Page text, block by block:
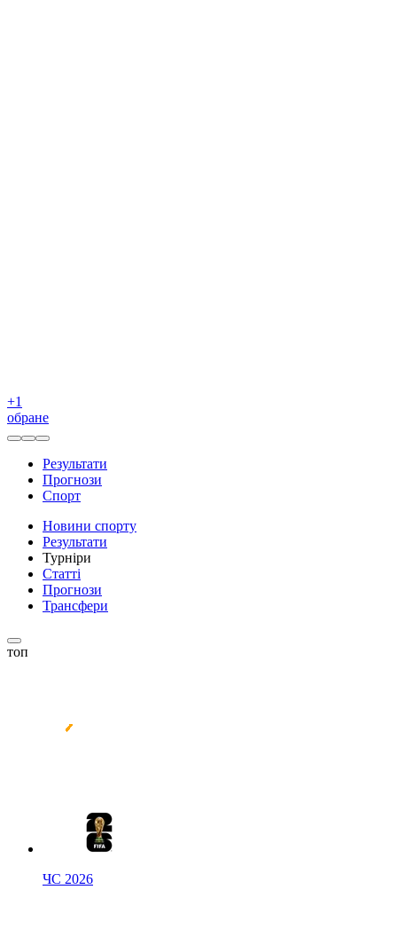
+1
обране
Результати
Прогнози
Спорт
Новини спорту
Результати
Турніри
Статті
Прогнози
Трансфери
топ
ЧС 2026